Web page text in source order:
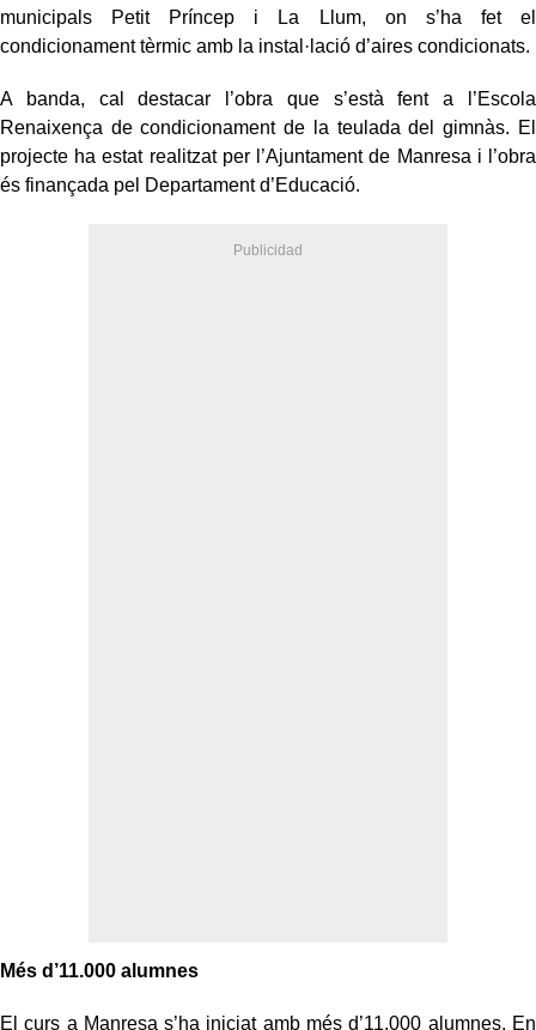
municipals Petit Príncep i La Llum, on s’ha fet el
condicionament tèrmic amb la instal·lació d’aires condicionats.
A banda, cal destacar l’obra que s’està fent a l’Escola
Renaixença de condicionament de la teulada del gimnàs. El
projecte ha estat realitzat per l’Ajuntament de Manresa i l’obra
és finançada pel Departament d’Educació.
Més d’11.000 alumnes
El curs a Manresa s’ha iniciat amb més d’11.000 alumnes. En